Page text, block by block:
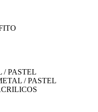
/ PASTEL
/ PASTEL